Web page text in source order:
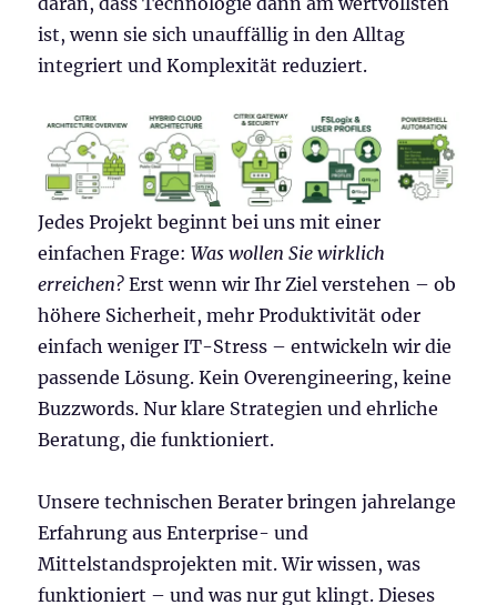
ist, wenn sie sich unauffällig in den Alltag
integriert und Komplexität reduziert.
Jedes Projekt beginnt bei uns mit einer
einfachen Frage:Was wollen Sie wirklich
erreichen? Erst wenn wir Ihr Ziel verstehen – ob
höhere Sicherheit, mehr Produktivität oder
einfach weniger IT-Stress – entwickeln wir die
passende Lösung. Kein Overengineering, keine
Buzzwords. Nur klare Strategien und ehrliche
Beratung, die funktioniert.
Unsere technischen Berater bringen jahrelange
Erfahrung aus Enterprise- und
Mittelstandsprojekten mit. Wir wissen, was
funktioniert – und was nur gut klingt. Dieses